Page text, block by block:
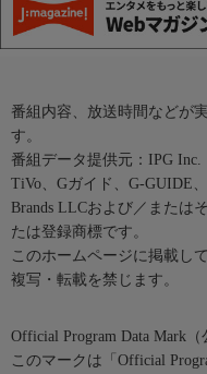
番組内容、放送時間などが
す。
番組データ提供元：IPG Inc.
TiVo、Gガイド、G-GUIDE
Brands LLCおよび／または
たは登録商標です。
このホームページに掲載し
複写・転載を禁じます。
Official Program Data Mark（
このマークは「Official